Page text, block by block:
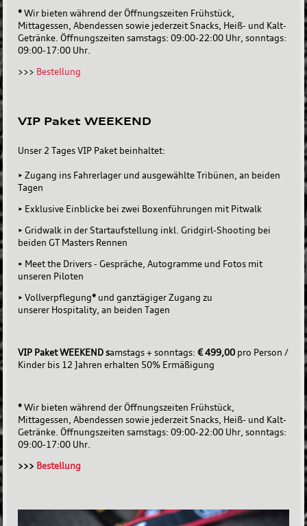
*Wir bieten während der Öffnungszeiten Frühstück,
Mittagessen, Abendessen sowie jederzeit Snacks, Heiß- und Kalt-
Getränke. Öffnungszeiten samstags: 09:00-22:00 Uhr, sonntags:
09:00-17:00 Uhr.
>>> Bestellung
VIP Paket WEEKEND
Unser 2 Tages VIP Paket beinhaltet:
• Zugang ins Fahrerlager und ausgewählte Tribünen, an beiden
Tagen
• Exklusive Einblicke bei zwei Boxenführungen mit Pitwalk
• Gridwalk in der Startaufstellung inkl. Gridgirl-Shooting bei
beiden GT Masters Rennen
• Meet the Drivers - Gespräche, Autogramme und Fotos mit
unseren Piloten
• Vollverpflegung* und ganztägiger Zugang zu
unserer Hospitality, an beiden Tagen
VIP Paket WEEKEND samstags + sonntags:€ 499,00 pro Person /
Kinder bis 12 Jahren erhalten 50% Ermäßigung
*Wir bieten während der Öffnungszeiten Frühstück,
Mittagessen, Abendessen sowie jederzeit Snacks, Heiß- und Kalt-
Getränke. Öffnungszeiten samstags: 09:00-22:00 Uhr, sonntags:
09:00-17:00 Uhr.
>>> Bestellung